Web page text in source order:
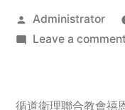
Posted
by
Administrator
Leave a comment
循道衛理聯合教會禧